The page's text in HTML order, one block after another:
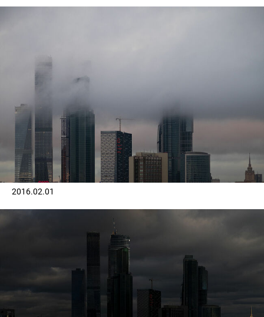
2016.02.01